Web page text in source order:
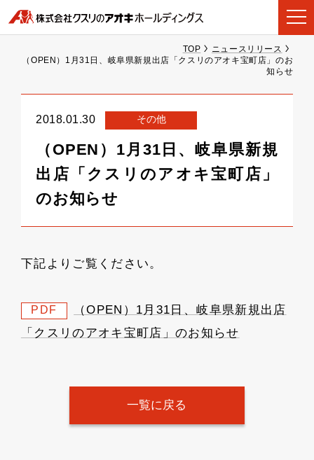
TOP
ニュースリリース
（OPEN）1月31日、岐阜県新規出店「クスリのアオキ宝町店」のお
知らせ
2018.01.30 その他
（OPEN）1月31日、岐阜県新規
出店「クスリのアオキ宝町店」
のお知らせ
下記よりご覧ください。
PDF
（OPEN）1月31日、岐阜県新規出店
「クスリのアオキ宝町店」のお知らせ
一覧に戻る